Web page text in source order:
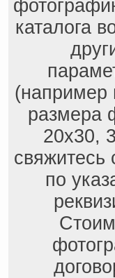
каталога
(например
размера
20x30,
свяжитесь
по